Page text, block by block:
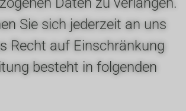
Sie sich jederzeit an uns
Recht auf Einschränkung
besteht in folgenden